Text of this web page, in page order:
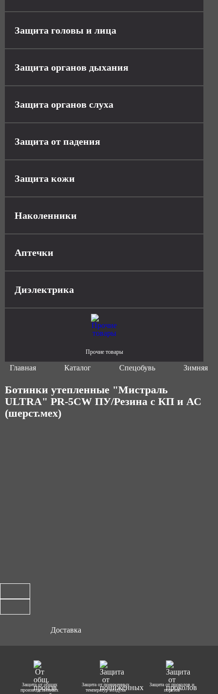
Защита головы и лица
Защита органов дыхания
Защита органов слуха
Защита от падения
Защита кожи
Наколенники
Аптечки
Диэлектрика
Прочие товары
Главная Каталог Спецобувь Зимняя
Ботинки утепленные "Мистраль
ULTRA" PR-5CW ПУ/Резина с КП и АС
(шерст.мех)
Доставка
Защита от общих
производственных
Защита от пониженных
температур воздуха
Защита от проколов и
порезов